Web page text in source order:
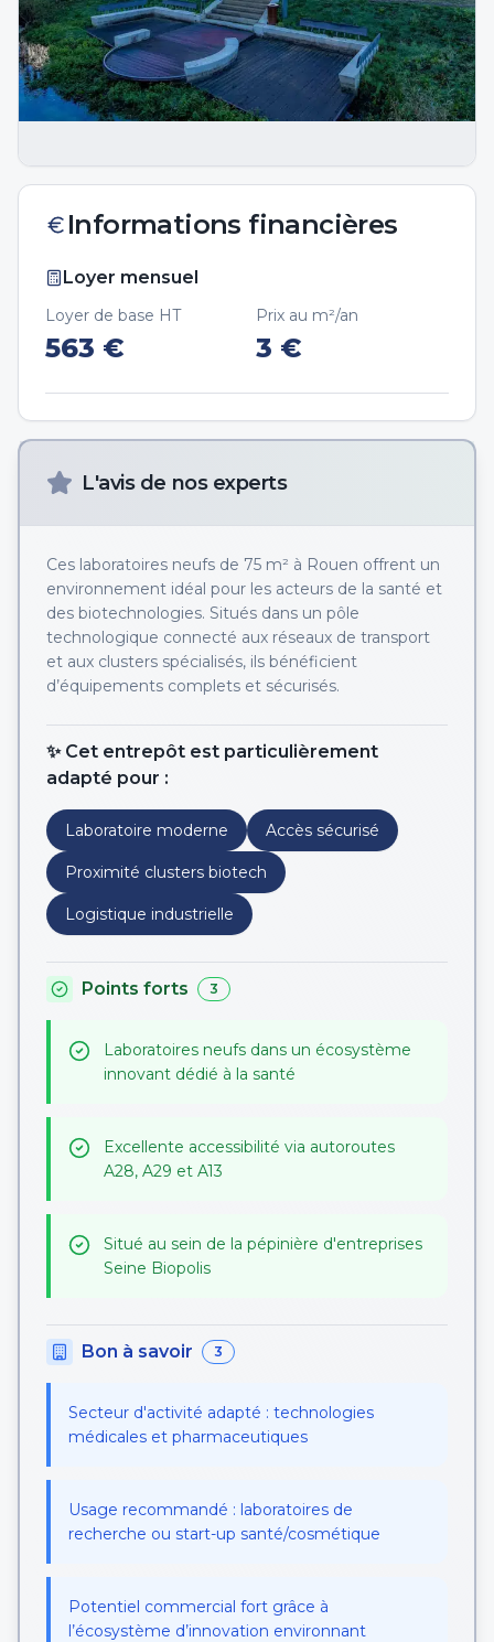
Informations financières
Loyer mensuel
Loyer de base HT
563 €
Prix au m²/an
3 €
L'avis de nos experts
Ces laboratoires neufs de 75 m² à Rouen offrent un
environnement idéal pour les acteurs de la santé et
des biotechnologies. Situés dans un pôle
technologique connecté aux réseaux de transport
et aux clusters spécialisés, ils bénéficient
d’équipements complets et sécurisés.
✨ Cet entrepôt est particulièrement
adapté pour :
Laboratoire moderne Accès sécurisé
Proximité clusters biotech
Logistique industrielle
Points forts 3
Laboratoires neufs dans un écosystème
innovant dédié à la santé
Excellente accessibilité via autoroutes
A28, A29 et A13
Situé au sein de la pépinière d'entreprises
Seine Biopolis
Bon à savoir 3
Secteur d'activité adapté : technologies
médicales et pharmaceutiques
Usage recommandé : laboratoires de
recherche ou start-up santé/cosmétique
Potentiel commercial fort grâce à
l’écosystème d’innovation environnant